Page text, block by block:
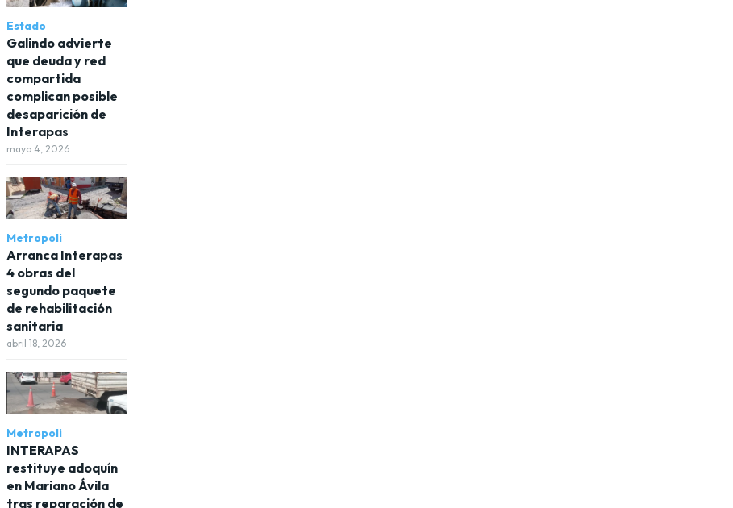
Estado
Galindo advierte
que deuda y red
compartida
complican posible
desaparición de
Interapas
mayo 4, 2026
Metropoli
Arranca Interapas
4 obras del
segundo paquete
de rehabilitación
sanitaria
abril 18, 2026
Metropoli
INTERAPAS
restituye adoquín
en Mariano Ávila
tras reparación de